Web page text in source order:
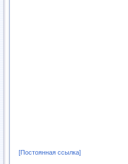
[Постоянная ссылка]